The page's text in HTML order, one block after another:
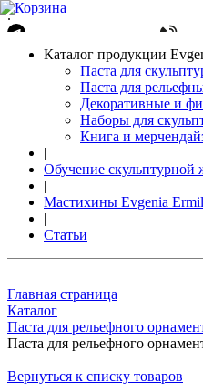
.
Авторизация
0 позиций
Каталог продукции
Паста для
Паста для
Декоративные и
Наборы для
Книга и
|
Обучение скульптурной
|
Мастихины Evgenia
|
Статьи
Паста для
Главная страница
Каталог
Паста для рельефного
Паста для рельефного
Вернуться к списку товаров